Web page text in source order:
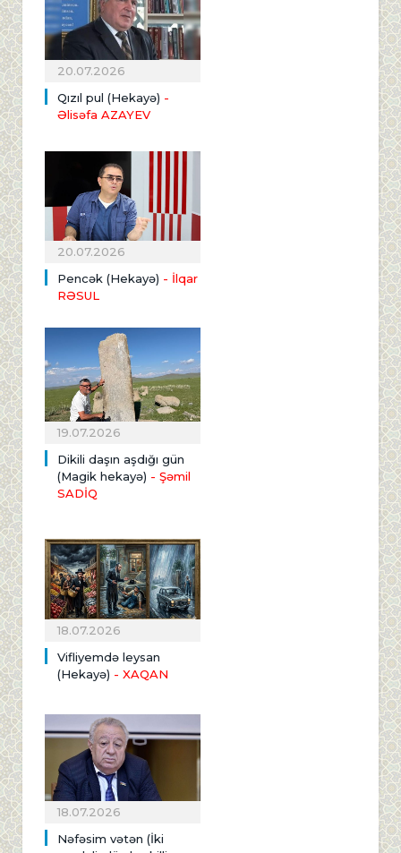
20.07.2026
Qızıl pul (Hekayə) -
Əlisəfa AZAYEV
20.07.2026
Pencək (Hekayə) - İlqar
RƏSUL
19.07.2026
Dikili daşın aşdığı gün
(Magik hekayə) - Şəmil
SADİQ
18.07.2026
Vifliyemdə leysan
(Hekayə) - XAQAN
18.07.2026
Nəfəsim vətən (İki